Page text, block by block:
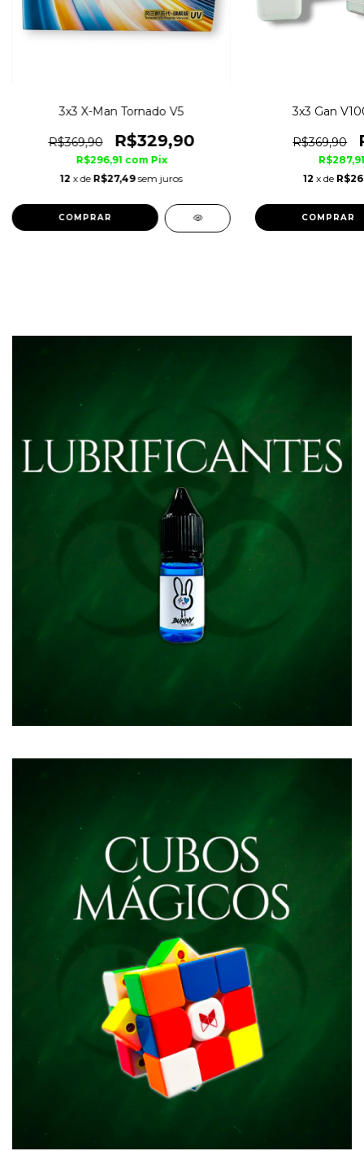
3x3 X-Man Tornado V5
R$369,90 R$329,90
R$296,91 com Pix
12 x de R$27,49 sem juros
COMPRAR
3x3 Gan
R$369,90
12 x de
COMPRAR